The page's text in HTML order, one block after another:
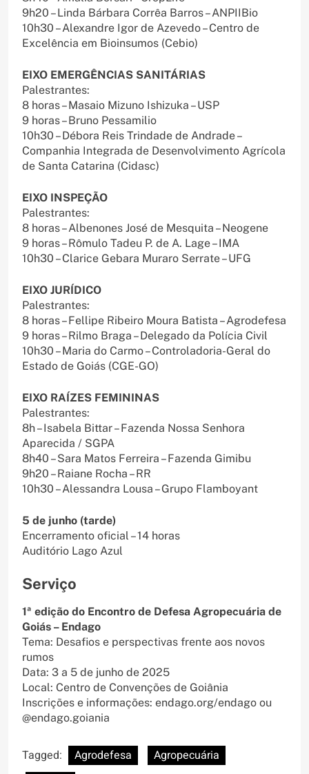
9h20 – Linda Bárbara Corrêa Barros – ANPIIBio
10h30 – Alexandre Igor de Azevedo – Centro de
Excelência em Bioinsumos (Cebio)
EIXO EMERGÊNCIAS SANITÁRIAS
Palestrantes:
8 horas – Masaio Mizuno Ishizuka – USP
9 horas – Bruno Pessamilio
10h30 – Débora Reis Trindade de Andrade –
Companhia Integrada de Desenvolvimento Agrícola
de Santa Catarina (Cidasc)
EIXO INSPEÇÃO
Palestrantes:
8 horas – Albenones José de Mesquita – Neogene
9 horas – Rômulo Tadeu P. de A. Lage – IMA
10h30 – Clarice Gebara Muraro Serrate – UFG
EIXO JURÍDICO
Palestrantes:
8 horas – Fellipe Ribeiro Moura Batista – Agrodefesa
9 horas – Rilmo Braga – Delegado da Polícia Civil
10h30 – Maria do Carmo – Controladoria-Geral do
Estado de Goiás (CGE-GO)
EIXO RAÍZES FEMININAS
Palestrantes:
8h – Isabela Bittar – Fazenda Nossa Senhora
Aparecida / SGPA
8h40 – Sara Matos Ferreira – Fazenda Gimibu
9h20 – Raiane Rocha – RR
10h30 – Alessandra Lousa – Grupo Flamboyant
5 de junho (tarde)
Encerramento oficial – 14 horas
Auditório Lago Azul
Serviço
1ª edição do Encontro de Defesa Agropecuária de
Goiás – Endago
Tema: Desafios e perspectivas frente aos novos
rumos
Data: 3 a 5 de junho de 2025
Local: Centro de Convenções de Goiânia
Inscrições e informações: endago.org/endago ou
@endago.goiania
Tagged: Agrodefesa
Agropecuária